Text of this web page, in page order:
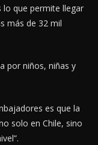
lo que permite llegar
más de 32 mil
por niños, niñas y
es que la
solo en Chile, sino